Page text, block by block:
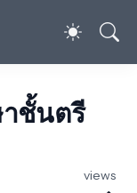
ชั้นตรี
views